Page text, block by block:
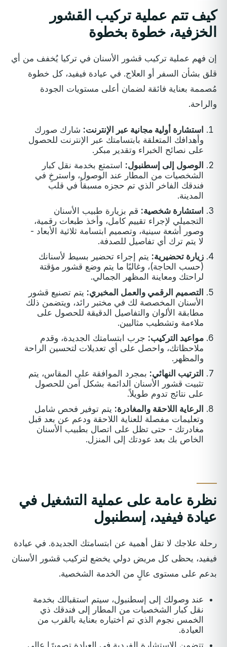
كيف تتم عملية تركيب القشور
الخزفية، خطوة بخطوة
إن فهم عملية تركيب قشور الأسنان في تركيا يُخفف من أي
قلق بشأن السفر أو العلاج. في عيادة فيفيد، كل خطوة
مُصممة بعناية فائقة لضمان أعلى مستويات الجودة
والراحة.
استشارة أولية مجانية عبر الإنترنت: شارك صورك
وأهدافك المتعلقة بابتسامتك عبر الإنترنت للحصول
على نصائح الخبراء وتقدير مبكر.
الوصول إلى إسطنبول: استمتع بخدمة نقل كبار
الشخصيات من المطار عند الوصول، واسترخِ في
فندقك الفاخر الذي تم حجزه مسبقاً في قلب
المدينة.
استشارة شخصية: قم بزيارة طبيب الأسنان
التجميلي لإجراء تقييم كامل، وأخذ طبعات رقمية،
وصور أشعة سينية، وتصميم ابتسامة ثلاثية الأبعاد -
لا يتم ترك أي تفاصيل للصدفة.
زيارة تحضيرية: يتم إجراء تحضير بسيط لأسنانك
(حسب الحاجة)، وغالبًا ما يتم وضع قشور مؤقتة
لراحتك ومعاينة المظهر الجمالي.
التصميم الرقمي والعمل المخبري: يتم تصنيع قشور
الأسنان المخصصة لك في مختبر رائد، ويتضمن ذلك
مطابقة الألوان والتفاصيل الدقيقة للحصول على
ملاءمة وتشطيب مثاليين.
مواعيد التركيب: جرب ابتسامتك الجديدة، وقدم
ملاحظاتك، واحصل على أي تعديلات لتحسين الراحة
والمظهر.
الترتيب النهائي: بمجرد الموافقة على المقاس، يتم
تثبيت قشور الأسنان الدائمة بشكل آمن للحصول
على نتائج تدوم طويلاً.
الرعاية اللاحقة والمغادرة: يتم توفير فحص شامل
وتعليمات مفصلة للعناية اللاحقة ودعم عن بعد قبل
مغادرتك - حتى تظل على اتصال بطبيب الأسنان
الخاص بك بعد عودتك إلى المنزل.
نظرة عامة على عملية التشغيل في
عيادة فيفيد، إسطنبول
رحلة علاجك لا تقل أهمية عن ابتسامتك الجديدة. في عيادة
فيفيد، يحظى كل مريض دولي يخضع لتركيب قشور الأسنان
بدعم على مستوى عالٍ من الخدمة الشخصية.
عند وصولك إلى إسطنبول، سيتم استقبالك بخدمة
نقل كبار الشخصيات من المطار إلى فندقك ذي
الخمس نجوم الذي تم اختياره بعناية بالقرب من
العيادة.
تتضمن الاستشارة الفردية في العيادة تصويرًا عالي